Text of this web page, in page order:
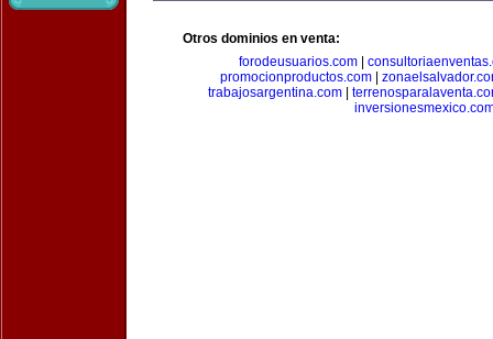
Otros dominios en venta:
forodeusuarios.com
promocionproductos.com|
trabajosargentina.com